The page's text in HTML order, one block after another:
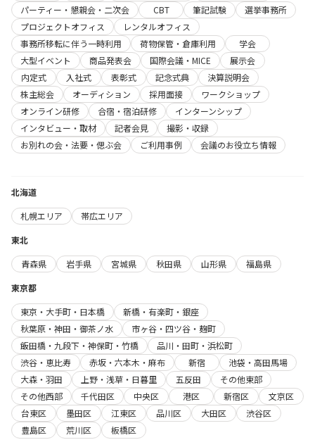
パーティー・懇親会・二次会
CBT 筆記試験
選挙事務所
プロジェクトオフィス
レンタルオフィス
事務所移転に伴う一時利用
荷物保管・倉庫利用
学会
大型イベント
商品発表会 国際会議・MICE
展示会
内定式
入社式 表彰式 記念式典
決算説明会
株主総会
オーディション 採用面接
ワークショップ
オンライン研修
合宿・宿泊研修
インターンシップ
インタビュー・取材
記者会見
撮影・収録
お別れの会・法要・偲ぶ会
ご利用事例 会議のお役立ち情報
北海道
札幌エリア
帯広エリア
東北
青森県
岩手県 宮城県 秋田県 山形県
福島県
東京都
東京・大手町・日本橋
新橋・有楽町・銀座
秋葉原・神田・御茶ノ水
市ヶ谷・四ツ谷・麹町
飯田橋・九段下・神保町・竹橋
品川・田町・浜松町
渋谷・恵比寿
赤坂・六本木・麻布 新宿
池袋・高田馬場
大森・羽田
上野・浅草・日暮里 五反田
その他東部
その他西部
千代田区 中央区 港区 新宿区
文京区
台東区
墨田区 江東区 品川区 大田区
渋谷区
豊島区
荒川区
板橋区